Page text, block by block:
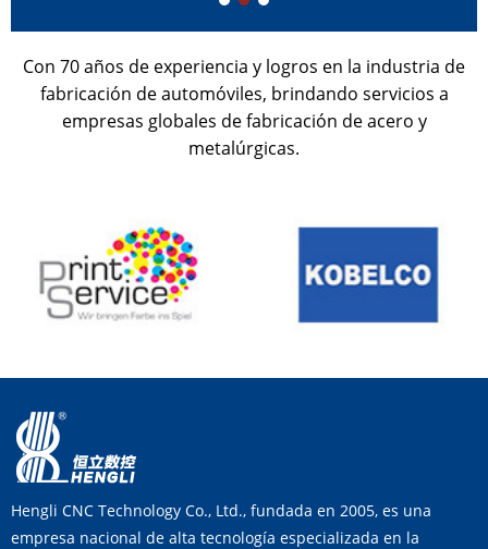
Con 70 años de experiencia y logros en la industria de
fabricación de automóviles, brindando servicios a
empresas globales de fabricación de acero y
metalúrgicas.
Hengli CNC Technology Co., Ltd., fundada en 2005, es una
empresa nacional de alta tecnología especializada en la